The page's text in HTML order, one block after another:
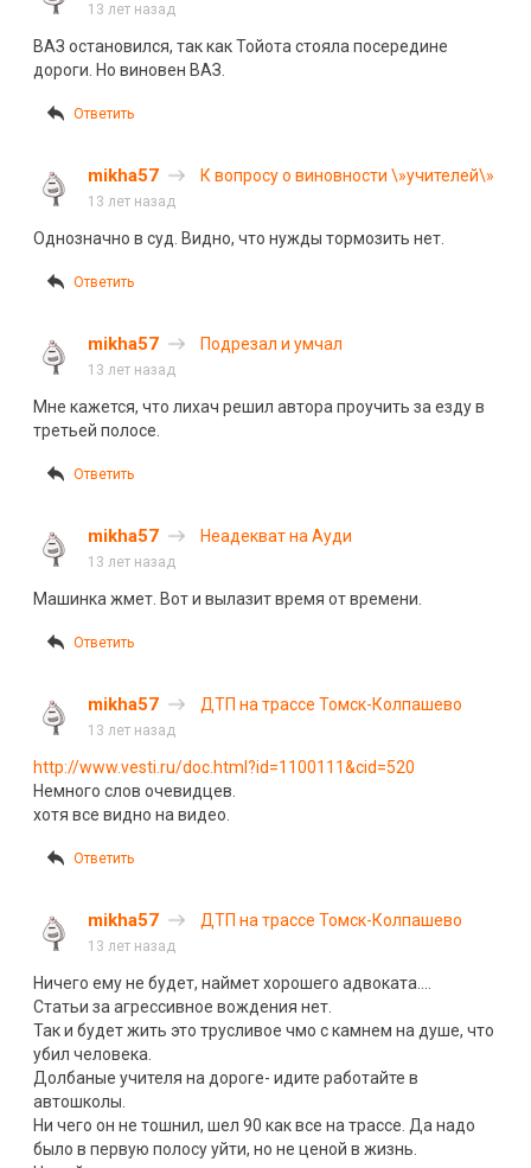
13 лет назад
ВАЗ остановился, так как Тойота стояла посередине
дороги. Но виновен ВАЗ.
Ответить
mikha57 К вопросу о виновности \»учителей\»
13 лет назад
Однозначно в суд. Видно, что нужды тормозить нет.
Ответить
mikha57 Подрезал и умчал
13 лет назад
Мне кажется, что лихач решил автора проучить за езду в
третьей полосе.
Ответить
mikha57 Неадекват на Ауди
13 лет назад
Машинка жмет. Вот и вылазит время от времени.
Ответить
mikha57 ДТП на трассе Томск-Колпашево
13 лет назад
http://www.vesti.ru/doc.html?id=1100111&cid=520
Немного слов очевидцев.
хотя все видно на видео.
Ответить
mikha57 ДТП на трассе Томск-Колпашево
13 лет назад
Ничего ему не будет, наймет хорошего адвоката….
Статьи за агрессивное вождения нет.
Так и будет жить это трусливое чмо с камнем на душе, что
убил человека.
Долбаные учителя на дороге- идите работайте в
автошколы.
Ни чего он не тошнил, шел 90 как все на трассе. Да надо
было в первую полосу уйти, но не ценой в жизнь.